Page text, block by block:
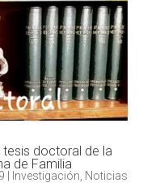
doctoral de la
de Familia
Investigación Noticias